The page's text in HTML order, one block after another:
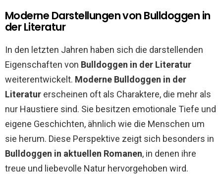
Moderne Darstellungen von Bulldoggen in
der Literatur
In den letzten Jahren haben sich die darstellenden
Eigenschaften von Bulldoggen in der Literatur
weiterentwickelt. Moderne Bulldoggen in der
Literatur erscheinen oft als Charaktere, die mehr als
nur Haustiere sind. Sie besitzen emotionale Tiefe und
eigene Geschichten, ähnlich wie die Menschen um
sie herum. Diese Perspektive zeigt sich besonders in
Bulldoggen in aktuellen Romanen, in denen ihre
treue und liebevolle Natur hervorgehoben wird.